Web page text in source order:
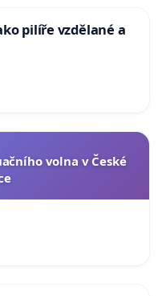
pilíře vzdělané a
volna v České